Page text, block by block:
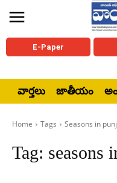
E-Paper
వార్తలు జాతీయం
Home Tags Seasons in
Tag: seasons